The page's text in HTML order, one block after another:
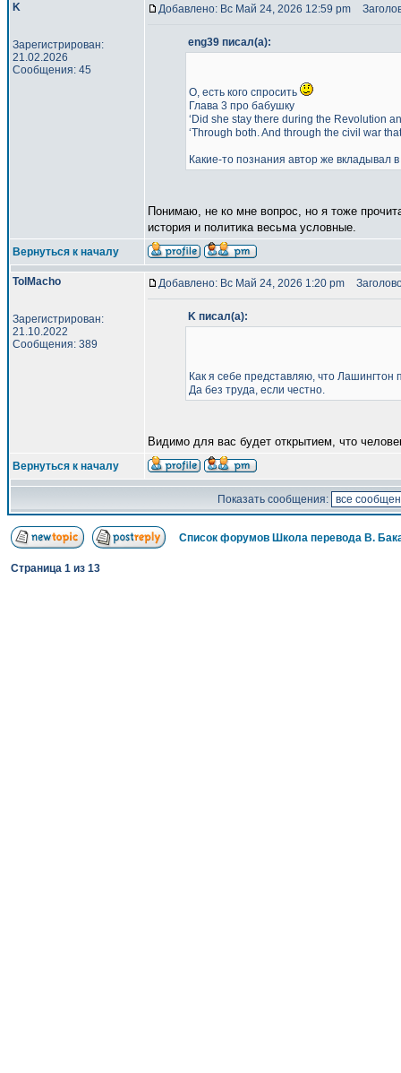
K
Зарегистрирован:
21.02.2026
Сообщения: 45
Добавлено: Вс Май 24, 2026 12:59 pm
eng39 писал(а):
О, есть кого спросить
Глава 3 про бабушку
‘Did she stay there during the Revolution
‘Through both. And through the civil war
Какие-то познания автор же вкладывал
Понимаю, не ко мне вопрос, но я тоже
история и политика весьма условные.
Вернуться к началу
TolMacho
Зарегистрирован:
21.10.2022
Сообщения: 389
Добавлено: Вс Май 24, 2026 1:20 pm
K писал(а):
Как я себе представляю, что Лашингтон
Да без труда, если честно.
Видимо для вас будет открытием, что
Вернуться к началу
Показать сообщения:
Список форумов Школа перевода В.
Страница 1 из 13